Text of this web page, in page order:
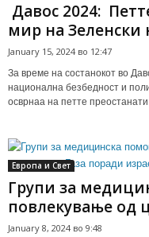
Давос 2024:
мир на Зеленски
January 15, 2024 во 12:47
За време на состанокот во
национална безбедност и
осврнаа на петте
Европа и Свет
Групи за
повлекување од
January 8, 2024 во 9:48